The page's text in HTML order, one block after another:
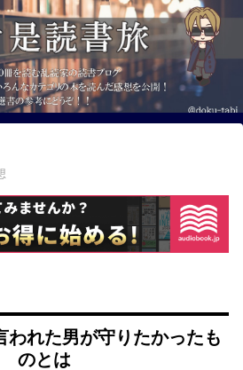
われた男が守りたかったも
のとは